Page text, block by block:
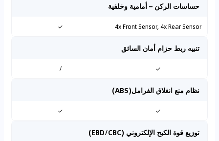
حساسات الركن – أمامية وخلفية
4x Front Sensor, 4x Rear Sensor
✓
تنبيه ربط حزام أمان السائق
✓
/
نظام منع انغلاق الفرامل(ABS)
✓
✓
توزيع قوة الكبح الإلكتروني (EBD/CBC)